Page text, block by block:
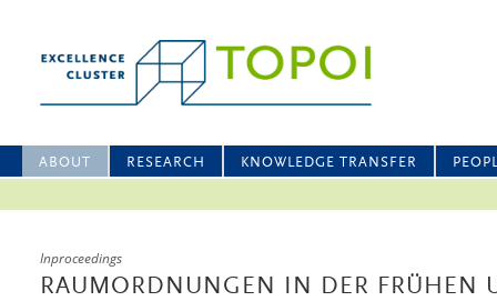
ABOUT RESEARCH KNOWLEDGE TRANSFER
Inproceedings
RAUMORDNUNGEN IN DER FRÜHEN